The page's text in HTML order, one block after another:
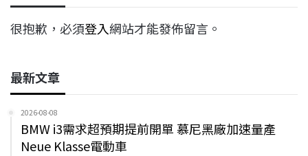
很抱歉，必須登入網站才能發佈留言。
最新文章
2026-08-08
BMW i3需求超預期提前開單 慕尼黑廠加速量產
Neue Klasse電動車